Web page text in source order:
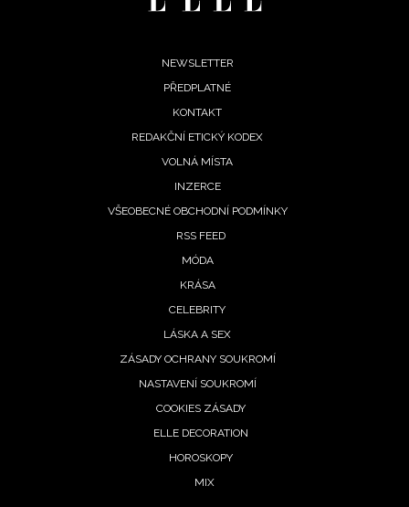
NEWSLETTER
PŘEDPLATNÉ
KONTAKT
REDAKČNÍ ETICKÝ KODEX
VOLNÁ MÍSTA
INZERCE
VŠEOBECNÉ OBCHODNÍ PODMÍNKY
RSS FEED
MÓDA
KRÁSA
CELEBRITY
LÁSKA A SEX
ZÁSADY OCHRANY SOUKROMÍ
NASTAVENÍ SOUKROMÍ
COOKIES ZÁSADY
ELLE DECORATION
HOROSKOPY
MIX